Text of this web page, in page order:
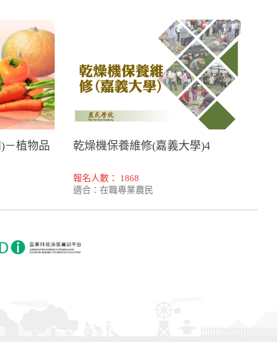
－植物品
乾燥機保養維修(嘉義大學)4
報名人數： 1868
適合：在職專業農民